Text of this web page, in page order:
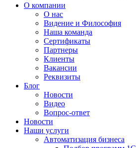
О компании
О нас
Видение и Философия
Наша команда
Сертификаты
Партнеры
Клиенты
Вакансии
Реквизиты
Блог
Новости
Видео
Вопрос-ответ
Новости
Наши услуги
Автоматизация бизнеса